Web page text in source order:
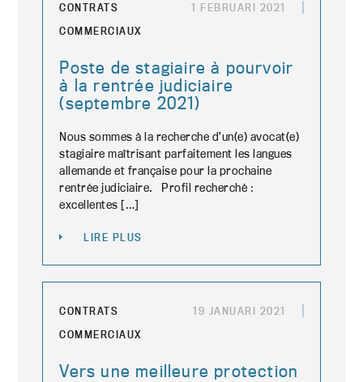
CONTRATS
COMMERCIAUX
1 FEBRUARI 2021
Poste de stagiaire à pourvoir
à la rentrée judiciaire
(septembre 2021)
Nous sommes à la recherche d’un(e) avocat(e)
stagiaire maîtrisant parfaitement les langues
allemande et française pour la prochaine
rentrée judiciaire. Profil recherché :
excellentes […]
LIRE PLUS
CONTRATS
COMMERCIAUX
19 JANUARI 2021
Vers une meilleure protection